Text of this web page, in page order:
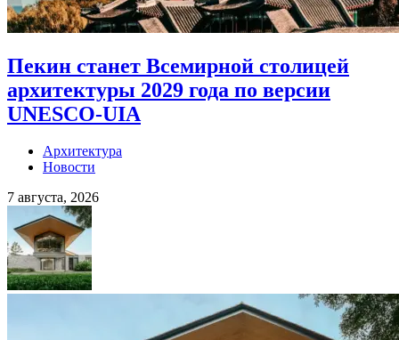
Пекин станет Всемирной столицей
архитектуры 2029 года по версии
UNESCO-UIA
Архитектура
Новости
7 августа, 2026